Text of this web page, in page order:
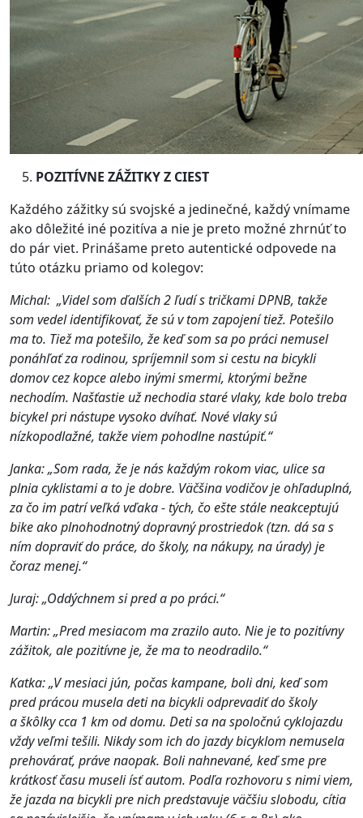
POZITÍVNE ZÁŽITKY Z CIEST
Každého zážitky sú svojské a jedinečné, každý vnímame
ako dôležité iné pozitíva a nie je preto možné zhrnúť to
do pár viet. Prinášame preto autentické odpovede na
túto otázku priamo od kolegov:
Michal: „Videl som ďalších 2 ľudí s tričkami DPNB, takže
som vedel identifikovať, že sú v tom zapojení tiež. Potešilo
ma to. Tiež ma potešilo, že keď som sa po práci nemusel
ponáhľať za rodinou, spríjemnil som si cestu na bicykli
domov cez kopce alebo inými smermi, ktorými bežne
nechodím. Našťastie už nechodia staré vlaky, kde bolo treba
bicykel pri nástupe vysoko dvíhať. Nové vlaky sú
nízkopodlažné, takže viem pohodlne nastúpiť.“
Janka: „Som rada, že je nás každým rokom viac, ulice sa
plnia cyklistami a to je dobre. Väčšina vodičov je ohľaduplná,
za čo im patrí veľká vďaka - tých, čo ešte stále neakceptujú
bike ako plnohodnotný dopravný prostriedok (tzn. dá sa s
ním dopraviť do práce, do školy, na nákupy, na úrady) je
čoraz menej.“
Juraj: „Oddýchnem si pred a po práci.“
Martin: „Pred mesiacom ma zrazilo auto. Nie je to pozitívny
zážitok, ale pozitívne je, že ma to neodradilo.“
Katka: „V mesiaci jún, počas kampane, boli dni, keď som
pred prácou musela deti na bicykli odprevadiť do školy
a škôlky cca 1 km od domu. Deti sa na spoločnú cyklojazdu
vždy veľmi tešili. Nikdy som ich do jazdy bicyklom nemusela
prehovárať, práve naopak. Boli nahnevané, keď sme pre
krátkosť času museli ísť autom. Podľa rozhovoru s nimi viem,
že jazda na bicykli pre nich predstavuje väčšiu slobodu, cítia